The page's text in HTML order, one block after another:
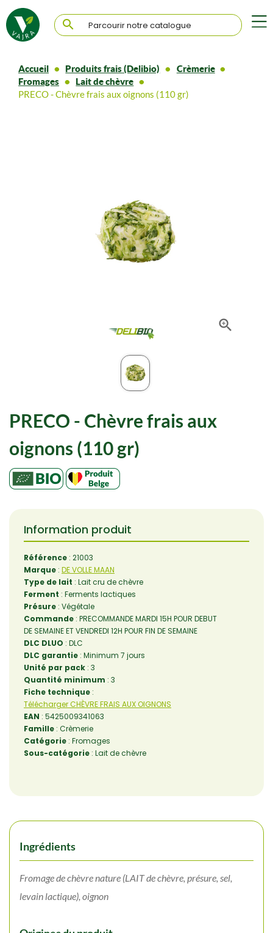

Accueil Produits frais (Delibio)
Crèmerie
Fromages
Lait de chèvre
PRECO - Chèvre frais aux oignons (110 gr)

PRECO - Chèvre frais aux
oignons (110 gr)
Information produit
Référence : 21003
Marque : DE VOLLE MAAN
Type de lait : Lait cru de chèvre
Ferment : Ferments lactiques
Présure : Végétale
Commande : PRECOMMANDE MARDI 15H POUR DEBUT
DE SEMAINE ET VENDREDI 12H POUR FIN DE SEMAINE
DLC DLUO : DLC
DLC garantie : Minimum 7 jours
Unité par pack : 3
Quantité minimum : 3
Fiche technique :
Télécharger CHÈVRE FRAIS AUX OIGNONS
EAN : 5425009341063
Famille : Crèmerie
Catégorie : Fromages
Sous-catégorie : Lait de chèvre
Ingrédients
Fromage de chèvre nature (LAIT de chèvre, présure, sel,
levain lactique), oignon